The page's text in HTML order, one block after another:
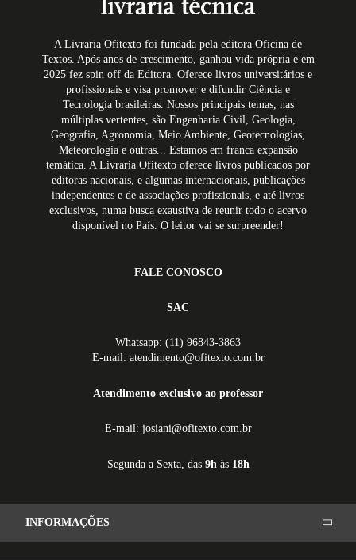
A Livraria Ofitexto foi fundada pela editora Oficina de
Textos. Após anos de crescimento, ganhou vida própria e em
2025 fez spin off da Editora. Oferece livros universitários e
profissionais e visa promover e difundir Ciência e
Tecnologia brasileiras. Nossos principais temas, nas
múltiplas vertentes, são Engenharia Civil, Geologia,
Geografia, Agronomia, Meio Ambiente, Geotecnologias,
Meteorologia e outras... Estamos em franca expansão
temática. A Livraria Ofitexto oferece livros publicados por
editoras nacionais, e algumas internacionais, publicações
independentes e de associações profissionais, e até livros
exclusivos, numa busca exaustiva de reunir todo o acervo
disponível no País. O leitor vai se surpreender!
FALE CONOSCO
SAC
Whatsapp: (11) 96843-3863
E-mail: atendimento@ofitexto.com.br
Atendimento exclusivo ao professor
E-mail: josiani@ofitexto.com.br
Segunda a Sexta, das 9h às 18h
INFORMAÇÕES